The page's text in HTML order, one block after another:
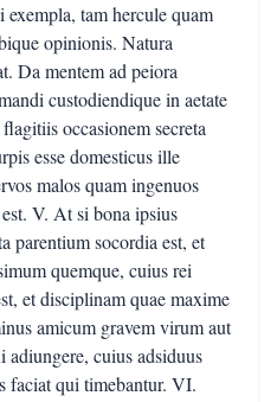
tam hercule quam
opinionis. Natura
Da mentem ad peiora
custodiendique in aetate
occasionem secreta
esse domesticus ille
malos quam ingenuos
V. At si bona ipsius
parentium socordia est, et
quemque, cuius rei
et disciplinam quae maxime
amicum gravem virum aut
cuius adsiduus
faciat qui timebantur. VI.